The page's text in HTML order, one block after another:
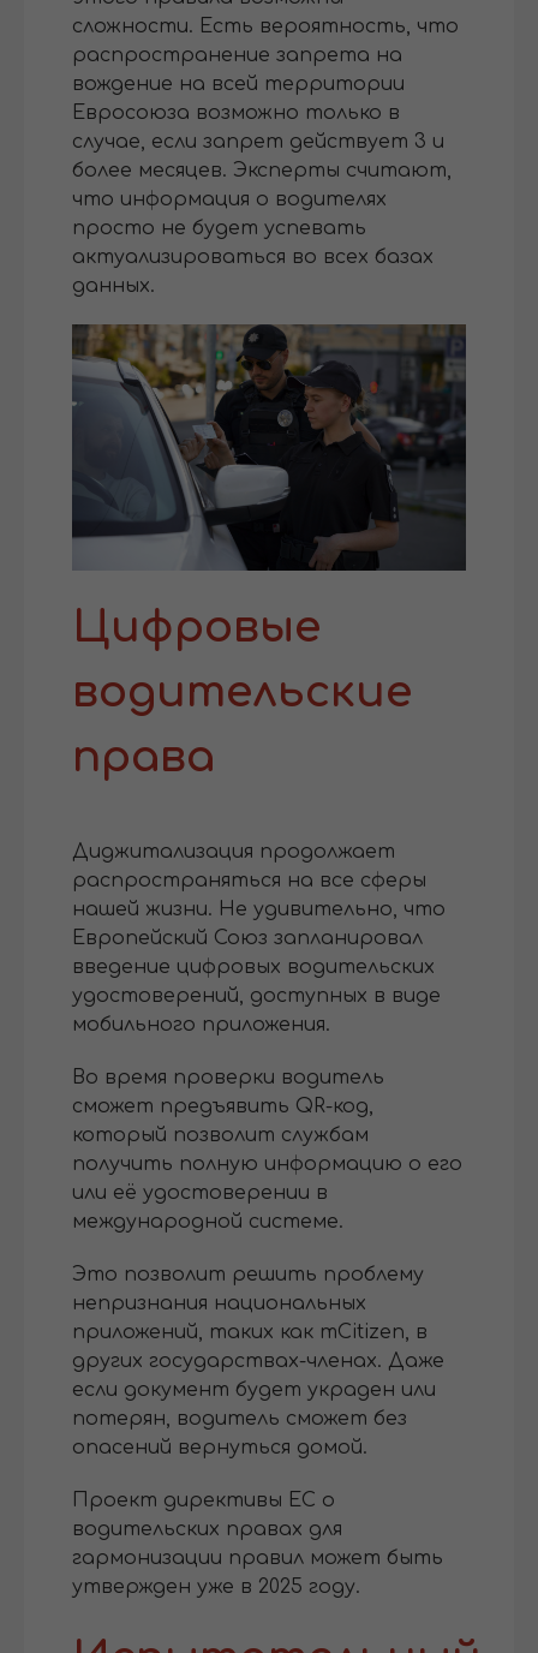
сложности. Есть вероятность, что
распространение запрета на
вождение на всей территории
Евросоюза возможно только в
случае, если запрет действует 3 и
более месяцев. Эксперты считают,
что информация о водителях
просто не будет успевать
актуализироваться во всех базах
данных.
Цифровые
водительские
права
Диджитализация продолжает
распространяться на все сферы
нашей жизни. Не удивительно, что
Европейский Союз запланировал
введение цифровых водительских
удостоверений, доступных в виде
мобильного приложения.
Во время проверки водитель
сможет предъявить QR-код,
который позволит службам
получить полную информацию о его
или её удостоверении в
международной системе.
Это позволит решить проблему
непризнания национальных
приложений, таких как mCitizen, в
других государствах-членах. Даже
если документ будет украден или
потерян, водитель сможет без
опасений вернуться домой.
Проект директивы ЕС о
водительских правах для
гармонизации правил может быть
утвержден уже в 2025 году.